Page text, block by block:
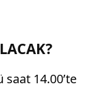
14.00’te